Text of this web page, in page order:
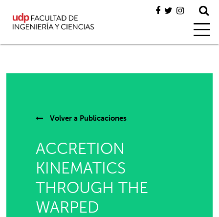
Volver a Publicaciones
ACCRETION
KINEMATICS
THROUGH THE
WARPED